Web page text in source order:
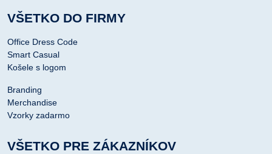
VŠETKO DO FIRMY
Office Dress Code
Smart Casual
Košele s logom
Branding
Merchandise
Vzorky zadarmo
VŠETKO PRE ZÁKAZNÍKOV